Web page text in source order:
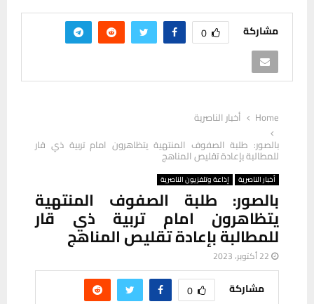
مشاركة 0
Home
أخبار الناصرية
بالصور: طلبة الصفوف المنتهية يتظاهرون امام تربية ذي قار
للمطالبة بإعادة تقليص المناهج
أخبار الناصرية إذاعة وتلفزيون الناصرية
بالصور: طلبة الصفوف المنتهية
يتظاهرون امام تربية ذي قار
للمطالبة بإعادة تقليص المناهج
22 أكتوبر، 2023
مشاركة 0